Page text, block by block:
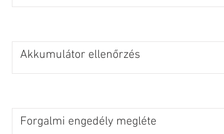
Akkumulátor ellenőrzés
Forgalmi engedély megléte